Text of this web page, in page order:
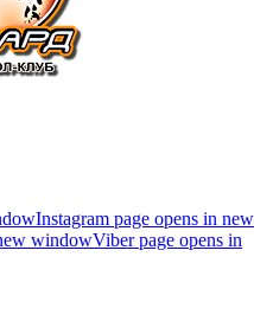
Instagram page opens in new
windowViber page opens in